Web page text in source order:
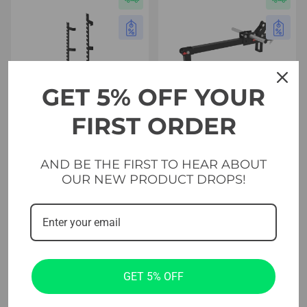
Estantería de pared Evolve
399.00
Cinturón de sentadillas
Evolve (AT-BSA)
GET 5% OFF YOUR
FIRST ORDER
AND BE THE FIRST TO HEAR ABOUT
OUR NEW PRODUCT DROPS!
GET 5% OFF